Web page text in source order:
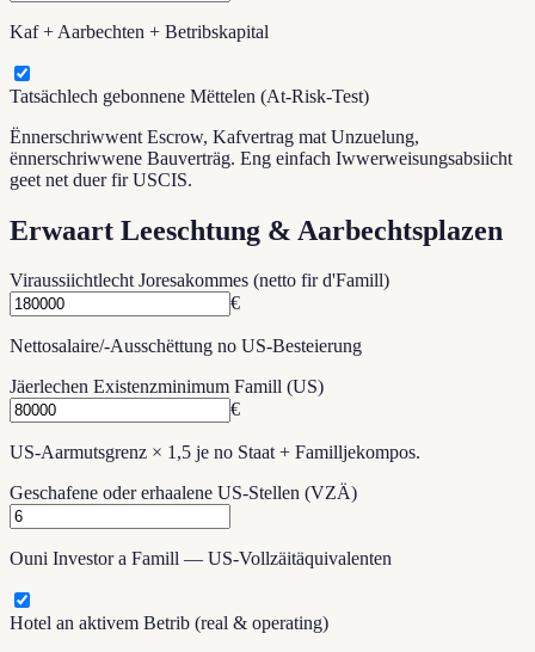
Kaf + Aarbechten + Betribskapital
Tatsächlech gebonnene Mëttelen (At-Risk-Test)
Ënnerschriwwent Escrow, Kafvertrag mat Unzuelung,
ënnerschriwwene Bauverträg. Eng einfach Iwwerweisungsabsiicht
geet net duer fir USCIS.
Erwaart Leeschtung & Aarbechtsplazen
Viraussiichtlecht Joresakommes (netto fir d'Famill)
€
Nettosalaire/-Ausschëttung no US-Besteierung
Jäerlechen Existenzminimum Famill (US)
€
US-Aarmutsgrenz × 1,5 je no Staat + Familljekompos.
Geschafene oder erhaalene US-Stellen (VZÄ)
Ouni Investor a Famill — US-Vollzäitäquivalenten
Hotel an aktivem Betrib (real & operating)